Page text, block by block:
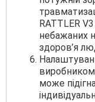
RATTLER
небажаних
здоров’я
може